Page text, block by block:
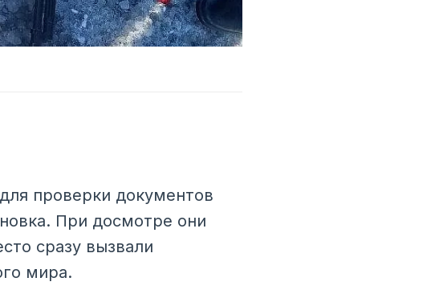
проверки документов
При досмотре они
сразу вызвали
мира.